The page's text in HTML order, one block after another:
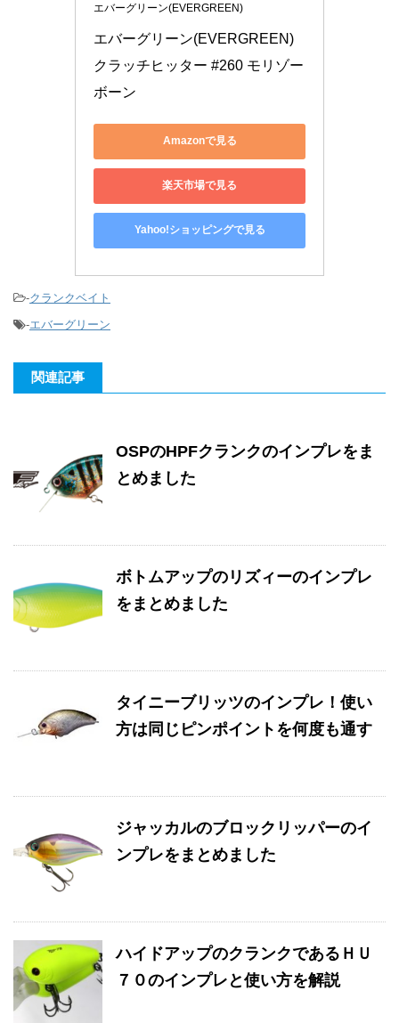
エバーグリーン(EVERGREEN)
エバーグリーン(EVERGREEN)
クラッチヒッター #260 モリゾー
ボーン
Amazonで見る
楽天市場で見る
Yahoo!ショッピングで見る
-クランクベイト
-エバーグリーン
関連記事
OSPのHPFクランクのインプレをま
とめました
ボトムアップのリズィーのインプレ
をまとめました
タイニーブリッツのインプレ！使い
方は同じピンポイントを何度も通す
ジャッカルのブロックリッパーのイ
ンプレをまとめました
ハイドアップのクランクであるＨＵ
７０のインプレと使い方を解説